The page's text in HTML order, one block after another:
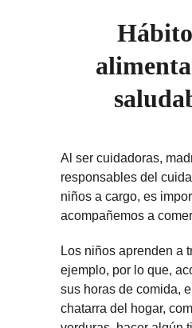
Al ser cuidadoras,
responsables del
niños a cargo, es
acompañemos a
Los niños aprenden a
ejemplo, por lo que,
sus horas de comida,
chatarra del hogar,